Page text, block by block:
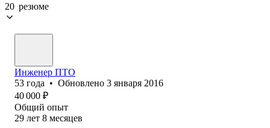
20 резюме
Инженер ПТО
53 года • Обновлено 3 января 2016
40 000 ₽
Общий опыт
29 лет 8 месяцев